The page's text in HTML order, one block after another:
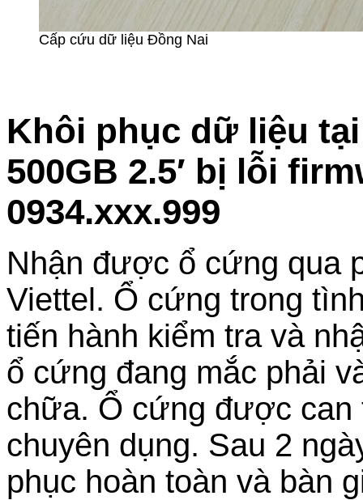
Cấp cứu dữ liệu Đồng Nai
Khôi phục dữ liệu
500GB 2.5′ bị lỗi
0934.xxx.999
Nhận được ổ cứng qua
Viettel. Ổ cứng trong
tiến hành kiểm tra và
ổ cứng đang mắc phải
chữa. Ổ cứng được can
chuyên dụng. Sau 2
phục hoàn toàn và bàn